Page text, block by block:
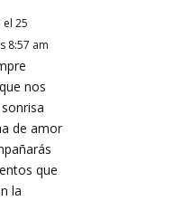
el 25
8:57 am
nos
de amor
que
la